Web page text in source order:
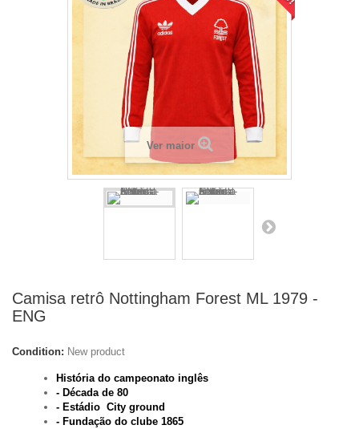
Ver maior
Camisa retrô Nottingham Forest ML 1979 -
ENG
Condition: New product
História do campeonato inglês
- Década de 80
- Estádio City ground
- Fundação do clube 1865